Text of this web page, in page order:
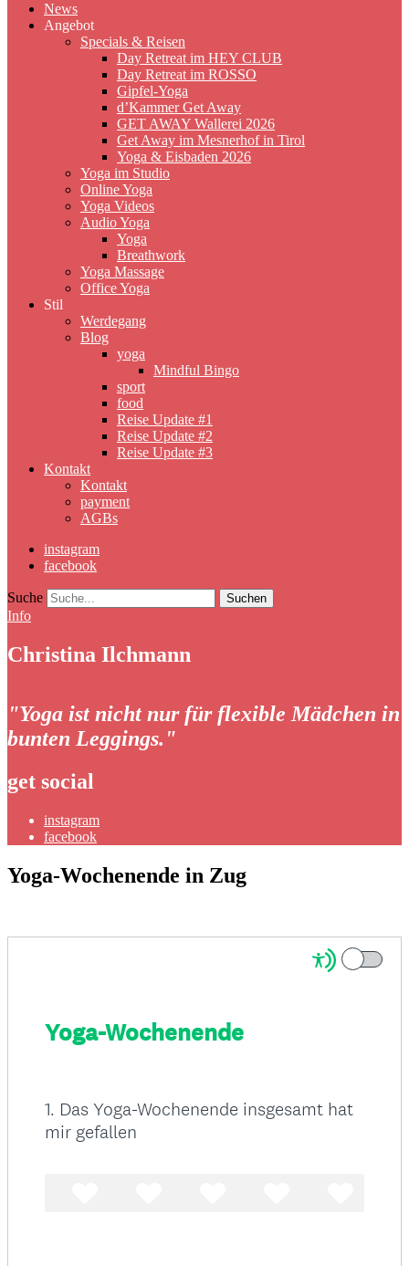
News
Angebot
Specials & Reisen
Day Retreat im HEY CLUB
Day Retreat im ROSSO
Gipfel-Yoga
d’Kammer Get Away
GET AWAY Wallerei 2026
Get Away im Mesnerhof in Tirol
Yoga & Eisbaden 2026
Yoga im Studio
Online Yoga
Yoga Videos
Audio Yoga
Yoga
Breathwork
Yoga Massage
Office Yoga
Stil
Werdegang
Blog
yoga
Mindful Bingo
sport
food
Reise Update #1
Reise Update #2
Reise Update #3
Kontakt
Kontakt
payment
AGBs
instagram
facebook
Suche
Info
Christina Ilchmann
"Yoga ist nicht nur für flexible Mädchen in
bunten Leggings."
get social
instagram
facebook
Yoga-Wochenende in Zug